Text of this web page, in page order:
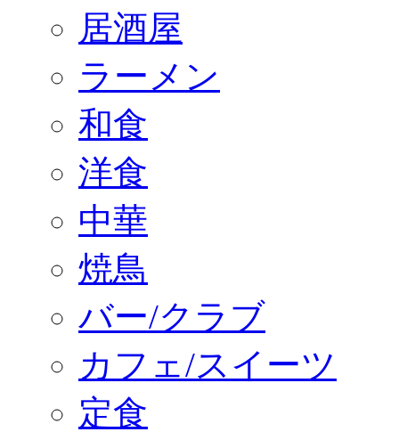
居酒屋
ラーメン
和食
洋食
中華
焼鳥
バー/クラブ
カフェ/スイーツ
定食